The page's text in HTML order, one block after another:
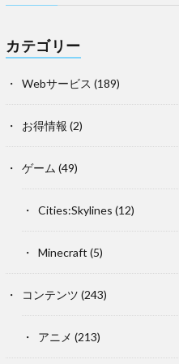
カテゴリー
Webサービス (189)
お得情報 (2)
ゲーム (49)
Cities:Skylines (12)
Minecraft (5)
コンテンツ (243)
アニメ (213)